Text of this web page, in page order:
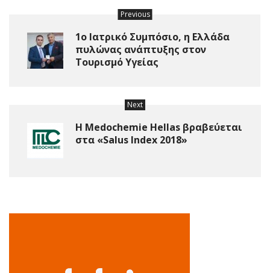
Previous
1ο Ιατρικό Συμπόσιο, η Ελλάδα
πυλώνας ανάπτυξης στον
Τουρισμό Υγείας
Next
Η Medochemie Hellas βραβεύεται
στα «Salus Index 2018»